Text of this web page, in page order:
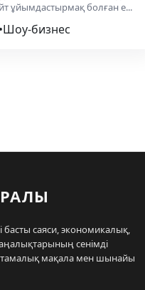
ұйымдастырмақ болған е...
•Шоу-бизнес
басты саяси, экономикалық,
сенімді
мақала мен шынайы